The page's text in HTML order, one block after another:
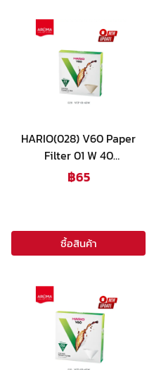
Other
Automatic Tamper
Smoothie Blender
Tumbler
Tea maker
Drink glass
น้ำผลไม้ผสมเนื้อผลไม้ & ไซรัป
ผงสำเร็จรูป
ผลิตภัณฑ์กลุ่มกาแฟ
HARIO(028) V60 Paper
Filter 01 W 40
Sheets(1กล่องx40ใบ) สีขาว
฿65
ซื้อสินค้า